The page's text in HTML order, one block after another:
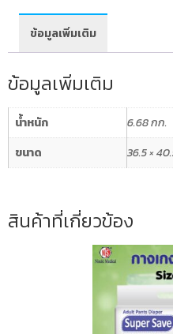
ซึมซับ
มาก
ขนาด
XL
ลัง
บรรจุ80ชิ้น
ข้อมูลเพิ่มเติม
ข้อมูลเพิ่มเติม
น้ำหนัก
6.68 กก.
ขนาด
36.5 ×
สินค้าที่เกี่ยวข้อง